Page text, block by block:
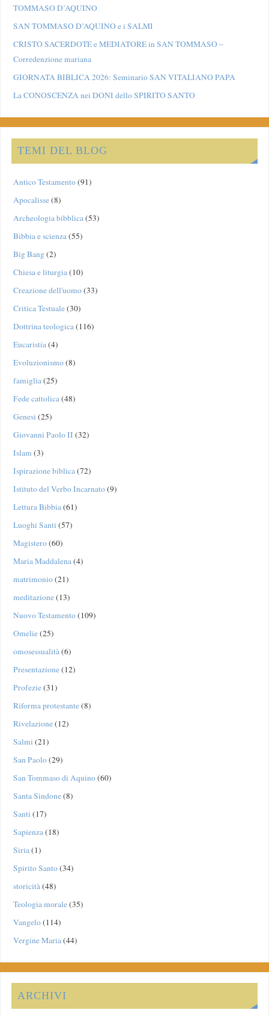
TOMMASO D’AQUINO
SAN TOMMASO D’AQUINO e i SALMI
CRISTO SACERDOTE e MEDIATORE in SAN TOMMASO –
Corredenzione mariana
GIORNATA BIBLICA 2026: Seminario SAN VITALIANO PAPA
La CONOSCENZA nei DONI dello SPIRITO SANTO
TEMI DEL BLOG
Antico Testamento(91)
Apocalisse(8)
Archeologia bibblica(53)
Bibbia e scienza(55)
Big Bang(2)
Chiesa e liturgia(10)
Creazione dell'uomo(33)
Critica Testuale(30)
Dottrina teologica(116)
Eucaristía(4)
Evoluzionismo(8)
famiglia(25)
Fede cattolica(48)
Genesi (25)
Giovanni Paolo II (32)
Islam (3)
Ispirazione biblica(72)
Istituto del Verbo Incarnato(9)
Lettura Bibbia(61)
Luoghi Santi (57)
Magistero(60)
Maria Maddalena(4)
matrimonio(21)
meditazione(13)
Nuovo Testamento(109)
Omelie(25)
omosessualità(6)
Presentazione(12)
Profezie(31)
Riforma protestante(8)
Rivelazione(12)
Salmi (21)
San Paolo(29)
San Tommaso di Aquino(60)
Santa Sindone(8)
Santi (17)
Sapienza(18)
Siria(1)
Spirito Santo(34)
storicità(48)
Teologia morale(35)
Vangelo(114)
Vergine Maria(44)
ARCHIVI